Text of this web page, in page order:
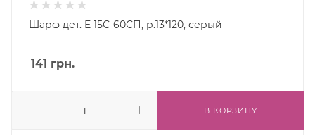
Шарф дет. E 15С-60СП, р.13*120, серый
141 грн.
В КОРЗИНУ